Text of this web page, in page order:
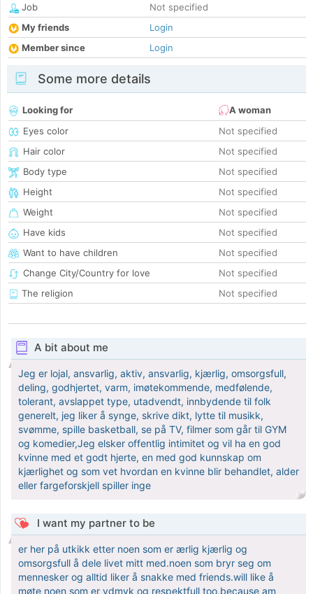
Job
Not specified
My friends
Login
Member since
Login
Some more details
Looking for
A woman
Eyes color
Not specified
Hair color
Not specified
Body type
Not specified
Height
Not specified
Weight
Not specified
Have kids
Not specified
Want to have children
Not specified
Change City/Country for love
Not specified
The religion
Not specified
A bit about me
Jeg er lojal, ansvarlig, aktiv, ansvarlig, kjærlig, omsorgsfull,
deling, godhjertet, varm, imøtekommende, medfølende,
tolerant, avslappet type, utadvendt, innbydende til folk
generelt, jeg liker å synge, skrive dikt, lytte til musikk,
svømme, spille basketball, se på TV, filmer som går til GYM
og komedier,Jeg elsker offentlig intimitet og vil ha en god
kvinne med et godt hjerte, en med god kunnskap om
kjærlighet og som vet hvordan en kvinne blir behandlet, alder
eller fargeforskjell spiller inge
I want my partner to be
er her på utkikk etter noen som er ærlig kjærlig og
omsorgsfull å dele livet mitt med.noen som bryr seg om
mennesker og alltid liker å snakke med friends.will like å
møte noen som er ydmyk og respektfull too.because am